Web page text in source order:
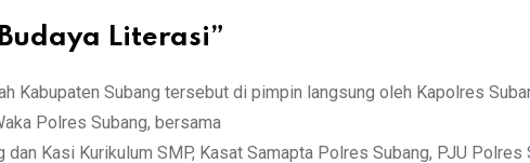
Literasi”
Kabupaten Subang tersebut di pimpin langsung oleh Kapolres
Polres Subang, bersama
Kasi Kurikulum SMP, Kasat Samapta Polres Subang, PJU Polres